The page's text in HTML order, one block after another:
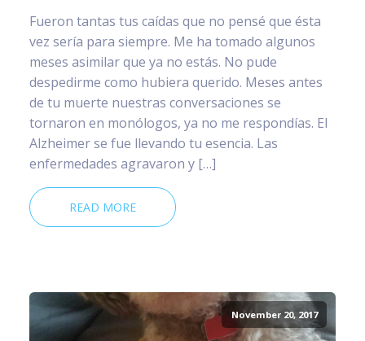
Fueron tantas tus caídas que no pensé que ésta
vez sería para siempre. Me ha tomado algunos
meses asimilar que ya no estás. No pude
despedirme como hubiera querido. Meses antes
de tu muerte nuestras conversaciones se
tornaron en monólogos, ya no me respondías. El
Alzheimer se fue llevando tu esencia. Las
enfermedades agravaron y […]
READ MORE
November 20, 2017